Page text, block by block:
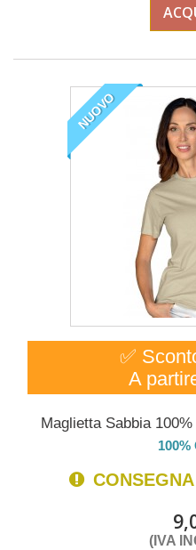
NUOVO
✅
A
Maglietta Sabbia
100%
(IVA